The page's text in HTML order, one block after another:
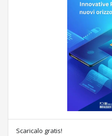
Scaricalo gratis!